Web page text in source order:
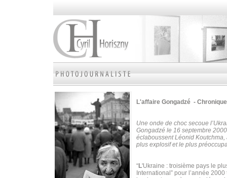
L'affaire Gongadzé -
Une onde de choc secoue
Gongadzé le 16 septembre
éclaboussent Léonid
plus explosif et le plus
“L'Ukraine : troisième pays le
International” pour l’année